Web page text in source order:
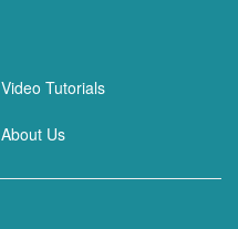
Video Tutorials
About Us